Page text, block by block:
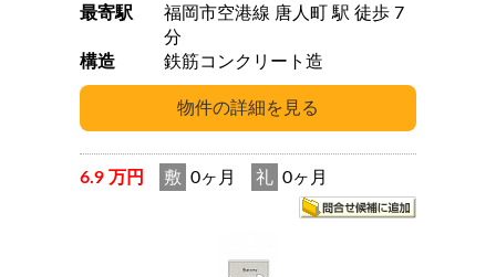
最寄駅
福岡市空港線 唐人町 駅 徒歩 7
分
構造
鉄筋コンクリート造
6.9 万円 敷 0ヶ月 礼 0ヶ月